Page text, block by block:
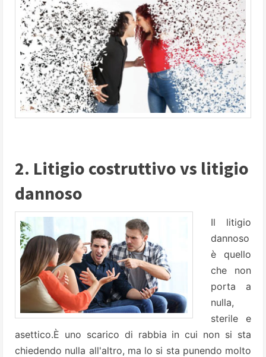
2. Litigio costruttivo vs litigio
dannoso
Il litigio
dannoso
è quello
che non
porta a
nulla,
sterile e
asettico.È uno scarico di rabbia in cui non si sta
chiedendo nulla all'altro, ma lo si sta punendo molto